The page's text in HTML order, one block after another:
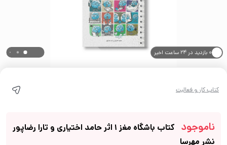
۰ بازدید در ۲۴ ساعت اخیر
کتاب کار و فعالیت
ناموجود
کتاب باشگاه مغز 1 اثر حامد اختیاری و تارا رضاپور
نشر مهرسا